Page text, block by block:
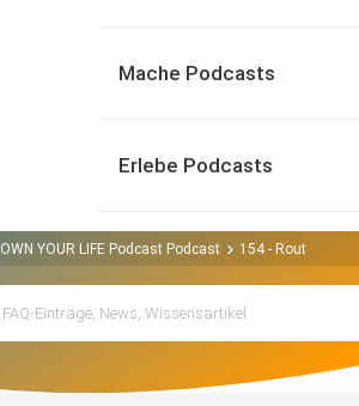
Mache Podcasts
Erlebe Podcasts
OWN YOUR LIFE Podcast Podcast 154 - Routinen